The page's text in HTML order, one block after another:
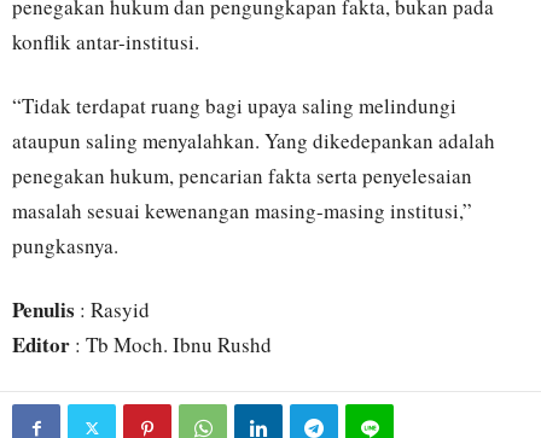
penegakan hukum dan pengungkapan fakta, bukan pada
konflik antar-institusi.
“Tidak terdapat ruang bagi upaya saling melindungi
ataupun saling menyalahkan. Yang dikedepankan adalah
penegakan hukum, pencarian fakta serta penyelesaian
masalah sesuai kewenangan masing-masing institusi,”
pungkasnya.
Penulis : Rasyid
Editor : Tb Moch. Ibnu Rushd